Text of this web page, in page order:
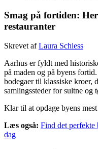
Smag på fortiden:
restauranter
Skrevet afLaura Schiess
Aarhus er fyldt med
på maden og på byens
bodegaer til klassiske kroer,
samlingssteder for sultne og
Klar til at opdage byens
Læs også: Find det perfekte
dag